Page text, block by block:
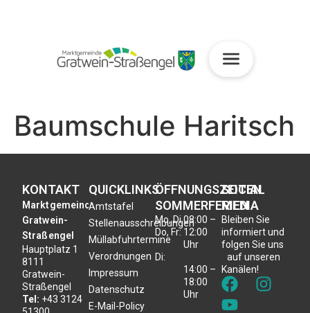
Baumschule Haritsch
KONTAKT
Marktgemeinde
Gratwein-
Straßengel
Hauptplatz 1
8111
Gratwein-
Straßengel
Tel: +43 3124
QUICKLINKS
Amtstafel
Stellenausschreibungen
Müllabfuhrtermine
Verordnungen
Impressum
Datenschutz
E-Mail-Policy
ÖFFNUNGSZEITEN
SOMMERFERIEN
Mo, Di,
Do, Fr:
Di:
08:00 –
12:00
Uhr
14:00 –
18:00
Uhr
SOCIAL
MEDIA
Bleiben Sie
informiert und
folgen Sie uns
auf unseren
Kanälen!